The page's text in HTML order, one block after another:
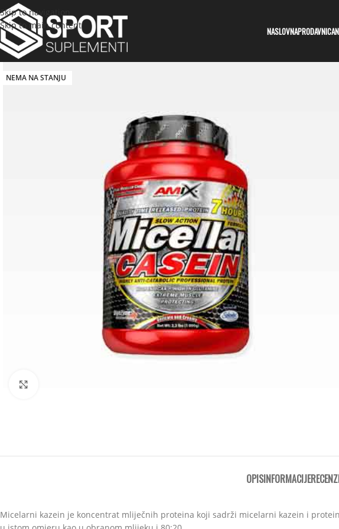
Skip to navigation
Skip to main content
NASLOVNAPRODAVNICA
NEMA NA STANJU
OPISINFORMACIJE
Micelarni kazein je koncentrat mliječnih proteina koji sadrži micelarni kazein i